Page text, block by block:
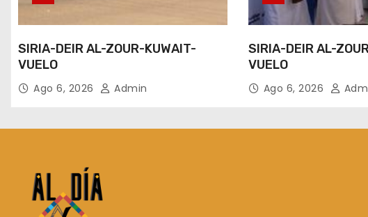
SIRIA-DEIR AL-ZOUR-KUWAIT-
VUELO
Ago 6, 2026 Admin
SIRIA-DEIR AL-
VUELO
Ago 6, 2026